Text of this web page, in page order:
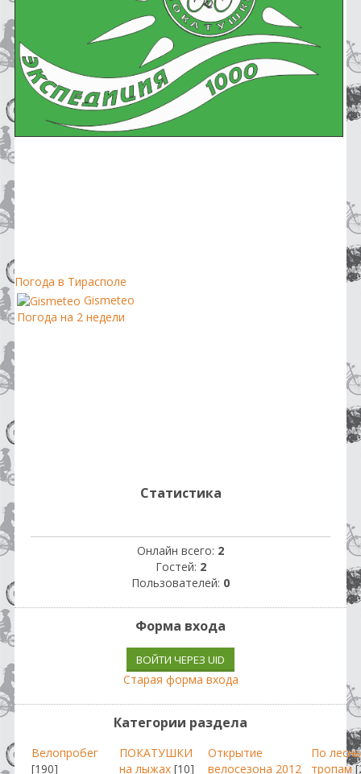
Погода в Тирасполе
Gismeteo
Погода на 2 недели
Статистика
Онлайн всего: 2
Гостей: 2
Пользователей: 0
Форма входа
ВОЙТИ ЧЕРЕЗ UID
Старая форма входа
Категории раздела
Велопробег
[190]
ПОКАТУШКИ
на лыжах [10]
Открытие
велосезона 2012
По
тропам